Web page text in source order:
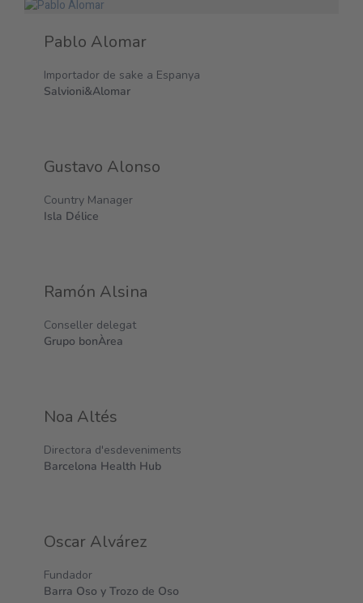
Pablo Alomar
Importador de sake a Espanya
Salvioni&Alomar
Gustavo Alonso
Country Manager
Isla Délice
Ramón Alsina
Conseller delegat
Grupo bonÀrea
Noa Altés
Directora d'esdeveniments
Barcelona Health Hub
Oscar Alvárez
Fundador
Barra Oso y Trozo de Oso